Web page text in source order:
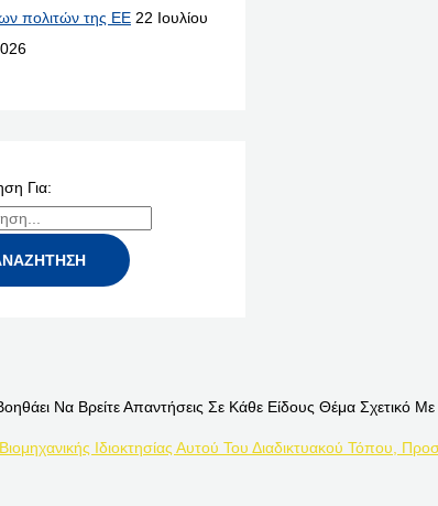
πολιτών της ΕΕ 22 Ιουλίου
Για:
Να Βρείτε Απαντήσεις Σε Κάθε Είδους Θέμα Σχετικό
Ιδιοκτησίας Αυτού Του Διαδικτυακού Τόπου,